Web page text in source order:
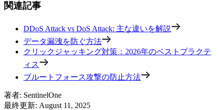
関連記事
DDoS Attack vs DoS Attack: 主な違いを解説
データ漏洩を防ぐ方法
クリックジャッキング対策：2026年のベストプラクテ
ィス
ブルートフォース攻撃の防止方法
著者: SentinelOne
最終更新: August 11, 2025